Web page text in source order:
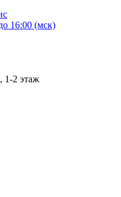
16:00 (мск)
​1-2 этаж